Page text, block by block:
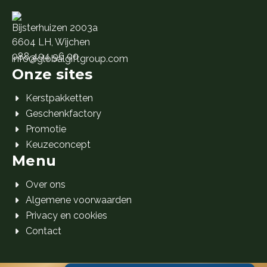
Bijsterhuizen 2003a
6604 LH, Wijchen
088 404 96 00
info@globalgiftgroup.com
Onze sites
Kerstpakketten
Geschenkfactory
Promotie
Keuzeconcept
Menu
Over ons
Algemene voorwaarden
Privacy en cookies
Contact